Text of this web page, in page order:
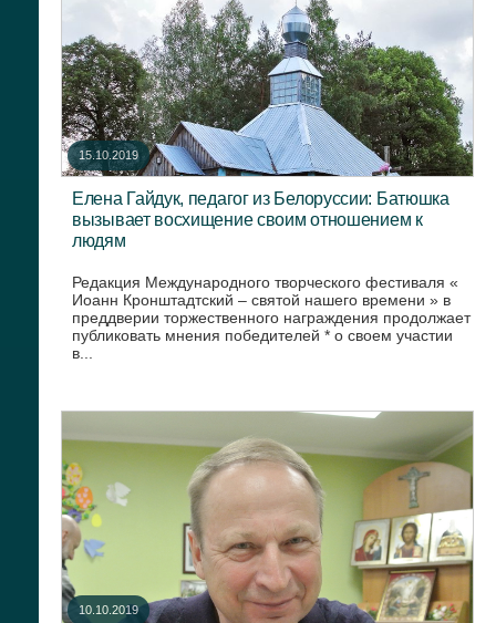
15.10.2019
Елена Гайдук, педагог из Белоруссии: Батюшка
вызывает восхищение своим отношением к
людям
Редакция Международного творческого фестиваля «
Иоанн Кронштадтский – святой нашего времени » в
преддверии торжественного награждения продолжает
публиковать мнения победителей * о своем участии
в...
10.10.2019